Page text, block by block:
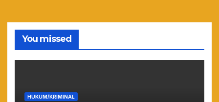
You missed
HUKUM/KRIMINAL